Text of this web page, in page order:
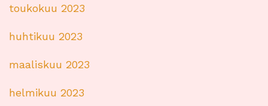
toukokuu 2023
huhtikuu 2023
maaliskuu 2023
helmikuu 2023